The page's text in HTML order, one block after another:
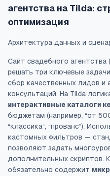
агентства на Tilda:
оптимизация
Архитектура данных и
Сайт свадебного
решать три ключевые
сбор качественных лидов и
консультаций. На Tilda
интерактивные каталоги
бюджетам (например, “от
“классика”, “прованс”).
кастомных фильтров —
позволяют задать
дополнительных скриптов.
обязательно содержит